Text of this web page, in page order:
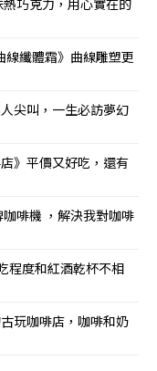
線纖體霜》曲線雕塑更
尖叫，一生必訪夢幻
》平價又好吃，還有
啡機 ，解決我對咖啡
程度和紅酒乾杯不相
玩咖啡店，咖啡和奶